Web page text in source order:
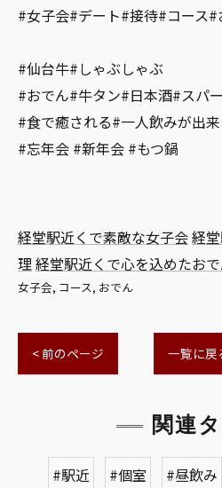
#女子会#デート#接待#コース#
#仙台牛#しゃぶしゃぶ
#おでん#牛タン#日本酒#スパ
#食で癒される#一人飲みが出
#忘年会 #新年会 #もつ鍋
経堂駅近くで素敵な女子会経
理経堂駅近くで心を込めたお
女子会 コース おでん
< 前のページ 一覧に戻
関連
#駅近 #個室 #昼飲み